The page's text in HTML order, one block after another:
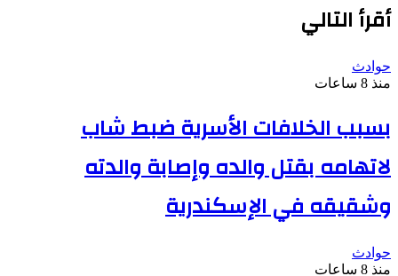
أقرأ التالي
حوادث
منذ 8 ساعات
بسبب الخلافات الأسرية ضبط شاب
لاتهامه بقتل والده وإصابة والدته
وشقيقه في الإسكندرية
حوادث
منذ 8 ساعات